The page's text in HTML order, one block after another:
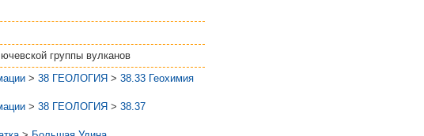
группы вулканов
> 38 ГЕОЛОГИЯ > 38.33 Геохимия
> 38 ГЕОЛОГИЯ > 38.37